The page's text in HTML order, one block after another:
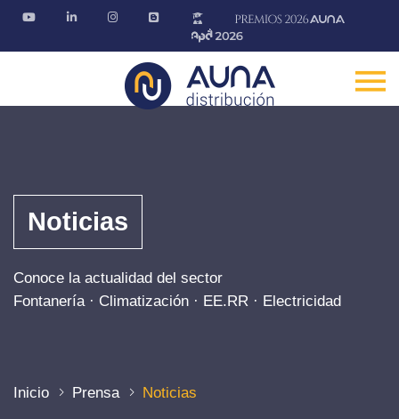
Noticias
Conoce la actualidad del sector
Fontanería · Climatización · EE.RR · Electricidad
Inicio Prensa Noticias